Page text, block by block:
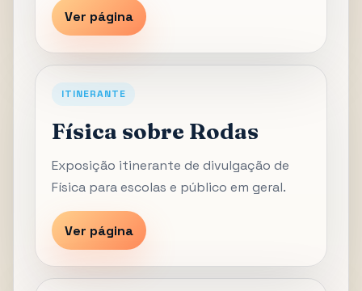
Ver página
ITINERANTE
Física sobre Rodas
Exposição itinerante de divulgação de
Física para escolas e público em geral.
Ver página